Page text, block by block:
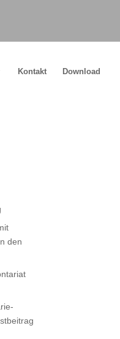
Kontakt Download
den